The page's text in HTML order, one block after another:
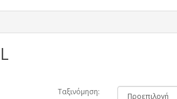
Ταξινόμηση: